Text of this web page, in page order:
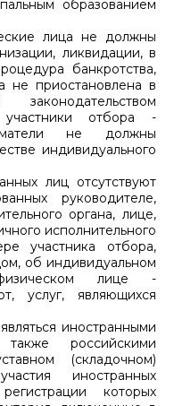
образованием
лица не должны
ликвидации, в
банкротства,
не приостановлена в
отбора -
не должны
индивидуального
лиц отсутствуют
руководителе,
органа, лице,
исполнительного
участника отбора,
об индивидуальном
лице -
услуг, являющихся
иностранными
российскими
(складочном)
иностранных
которых